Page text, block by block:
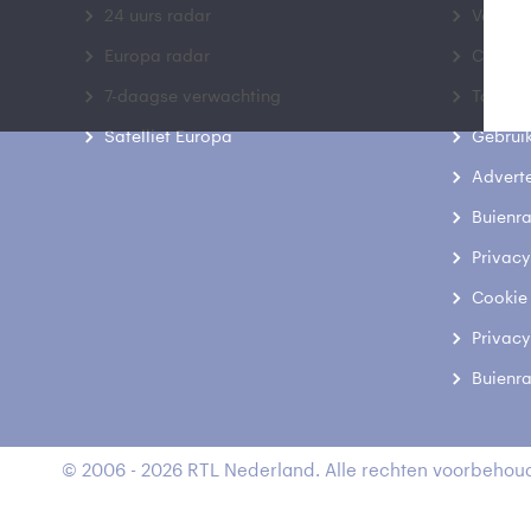
24 uurs radar
Europa radar
7-daagse verwachting
Satelliet Europa
© 2006 - 2026 RTL Nederland. Alle rechten